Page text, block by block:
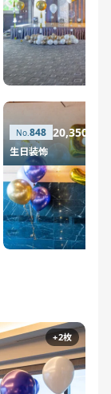
848 20,350日
生日装饰
+2枚